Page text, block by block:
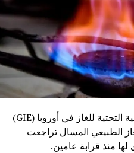
أشارت بيانات رابطة مشغلي البنية التحتية للغاز في أوروبا (GIE)
الطبيعي المسال تراجعت
منذ قرابة عامين.